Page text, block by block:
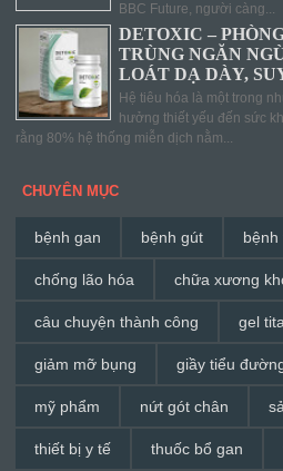
BBC Future, người càng...
DETOXIC –
TRÙNG NGĂN
LOÁT DẠ DÀY,
Hệ tiêu hóa là một trong
hưởng thiết yếu đến sức
rằng 80% hệ thống miễn dịch nằm...
CHUYÊN MỤC
bệnh gan bệnh gút bệnh
chống lão hóa chữa xương
câu chuyện thành công gel
giảm mỡ bụng giầy tiểu
mỹ phẩm nứt gót chân
thiết bị y tế thuốc bổ gan